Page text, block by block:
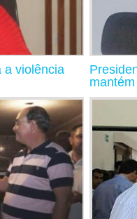
a violência